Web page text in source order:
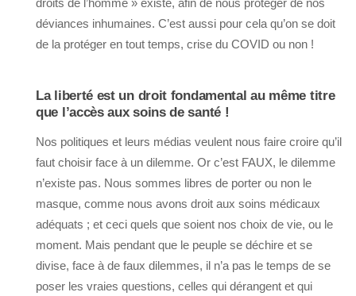
déviances inhumaines. C’est aussi pour cela qu’on se doit
de la protéger en tout temps, crise du COVID ou non !
La liberté est un droit fondamental au même titre
que l’accès aux soins de santé !
Nos politiques et leurs médias veulent nous faire croire qu’il
faut choisir face à un dilemme. Or c’est FAUX, le dilemme
n’existe pas. Nous sommes libres de porter ou non le
masque, comme nous avons droit aux soins médicaux
adéquats ; et ceci quels que soient nos choix de vie, ou le
moment. Mais pendant que le peuple se déchire et se
divise, face à de faux dilemmes, il n’a pas le temps de se
poser les vraies questions, celles qui dérangent et qui